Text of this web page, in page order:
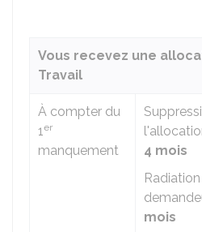
Vous recevez une
Travail
À compter du
1er
manquement
4 mois
mois